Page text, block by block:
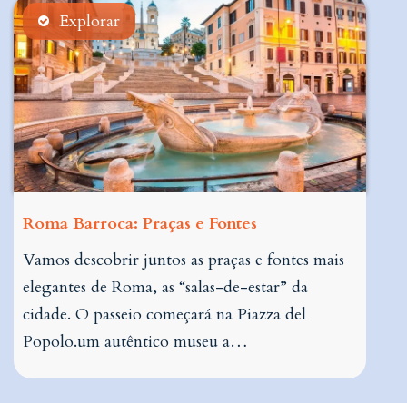
Explorar
Roma Barroca: Praças e Fontes
Vamos descobrir juntos as praças e fontes mais
elegantes de Roma, as “salas-de-estar” da
cidade. O passeio começará na Piazza del
Popolo.um autêntico museu a…